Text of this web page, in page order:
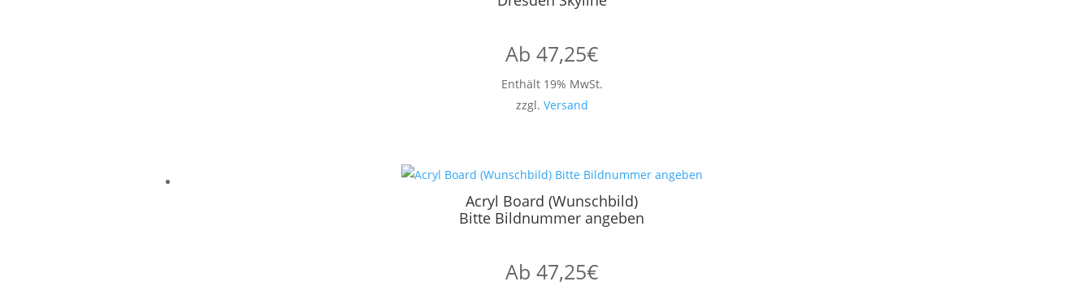
Ab 47,25€
Enthält 19% MwSt.
zzgl. Versand
Acryl Board (Wunschbild)
Bitte Bildnummer angeben
Ab 47,25€